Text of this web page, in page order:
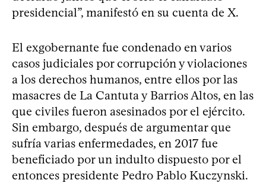
presidencial”, manifestó en su cuenta de X.
El exgobernante fue condenado en varios
casos judiciales por corrupción y violaciones
a los derechos humanos, entre ellos por las
masacres de La Cantuta y Barrios Altos, en las
que civiles fueron asesinados por el ejército.
Sin embargo, después de argumentar que
sufría varias enfermedades, en 2017 fue
beneficiado por un indulto dispuesto por el
entonces presidente Pedro Pablo Kuczynski.